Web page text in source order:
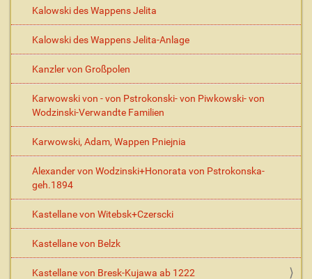
Kalowski des Wappens Jelita
Kalowski des Wappens Jelita-Anlage
Kanzler von Großpolen
Karwowski von - von Pstrokonski- von Piwkowski- von
Wodzinski-Verwandte Familien
Karwowski, Adam, Wappen Pniejnia
Alexander von Wodzinski+Honorata von Pstrokonska-
geh.1894
Kastellane von Witebsk+Czerscki
Kastellane von Belzk
Kastellane von Bresk-Kujawa ab 1222